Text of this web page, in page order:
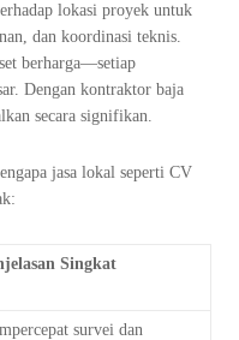
lokasi proyek untuk
dan koordinasi teknis.
berharga—setiap
Dengan kontraktor baja
secara signifikan.
jasa lokal seperti CV
Singkat
survei dan